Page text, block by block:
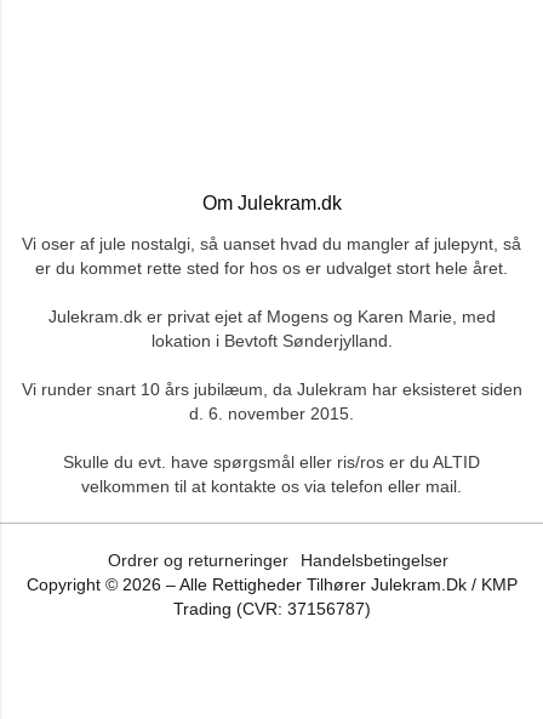
Om Julekram.dk
Vi oser af jule nostalgi, så uanset hvad du mangler af julepynt, så
er du kommet rette sted for hos os er udvalget stort hele året.
Julekram.dk er privat ejet af Mogens og Karen Marie, med
lokation i Bevtoft Sønderjylland.
Vi runder snart 10 års jubilæum, da Julekram har eksisteret siden
d. 6. november 2015.
Skulle du evt. have spørgsmål eller ris/ros er du ALTID
velkommen til at kontakte os via telefon eller mail.
Copyright © 2026– Alle Rettigheder Tilhører Julekram.dk / KMP
Trading (CVR: 37156787)
Ordrer og returneringer Handelsbetingelser